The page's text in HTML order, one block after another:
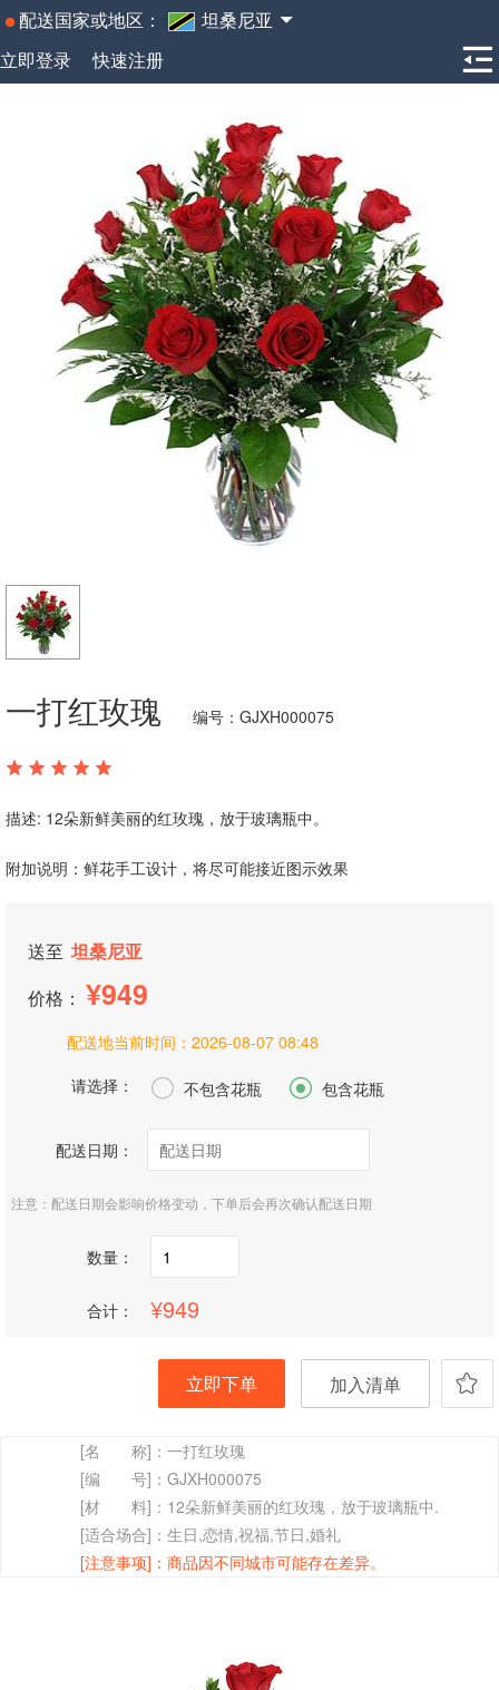
配送国家或地区：
坦桑尼亚
立即登录
快速注册
一打红玫瑰 编号：GJXH000075
描述: 12朵新鲜美丽的红玫瑰，放于玻璃瓶中。
附加说明：鲜花手工设计，将尽可能接近图示效果
送至 坦桑尼亚
价格：
949
配送地当前时间： 2026-08-07 08:48
请选择：
 不包含花瓶  包含花瓶
配送日期：
注意：配送日期会影响价格变动，下单后会再次确认配送日期
数量：
合计： 949
立即下单 加入清单
[名 称]： 一打红玫瑰
[编 号]： GJXH000075
[材 料]： 12朵新鲜美丽的红玫瑰，放于玻璃瓶中.
[适合场合]： 生日,恋情,祝福,节日,婚礼
[注意事项]： 商品因不同城市可能存在差异。